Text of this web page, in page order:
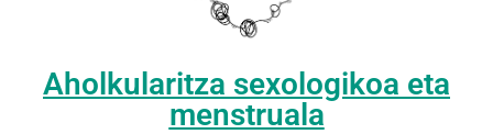
Aholkularitza sexologikoa eta
menstruala